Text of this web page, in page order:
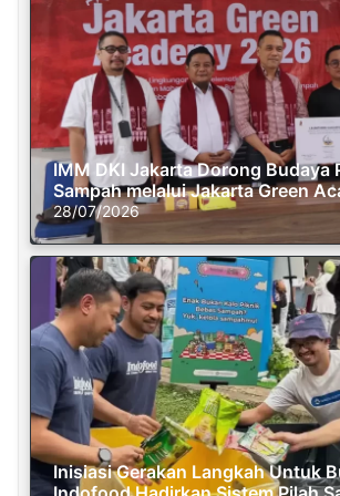
IMM DKI Jakarta Dorong Budaya
Sampah melalui Jakarta Green
28/07/2026
Inisiasi Gerakan Langkah Untuk